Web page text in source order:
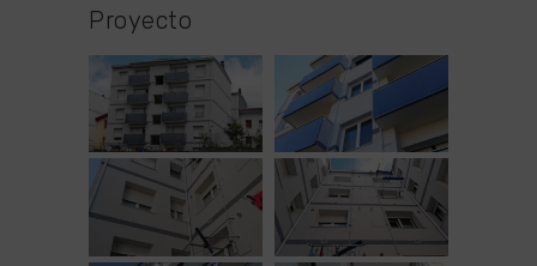
Proyecto